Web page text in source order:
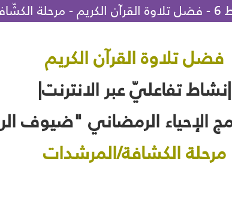
فضل تلاوة القرآن الكريم
|نشاط تفاعليّ عبر الانترنت|
الإحياء الرمضاني "ضيوف
مرحلة الكشافة/المرشدات